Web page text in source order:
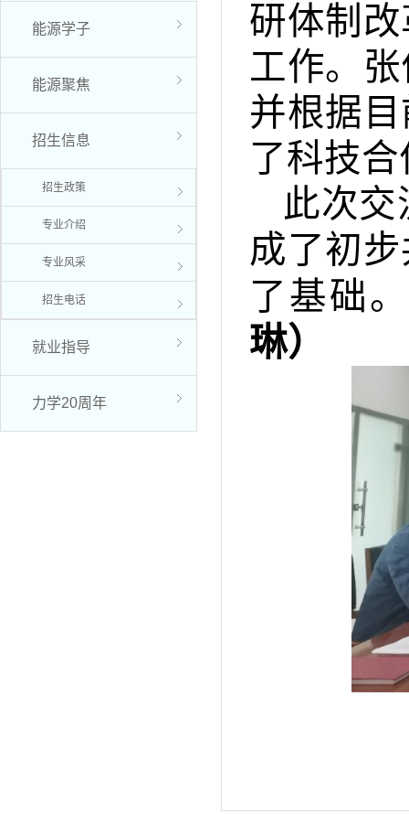
能源学子
能源聚焦
招生信息
招生政策
专业介绍
专业风采
招生电话
就业指导
力学20周年
研体制
工作。
并根据
了科技
此次交
成了初
了基础
琳）